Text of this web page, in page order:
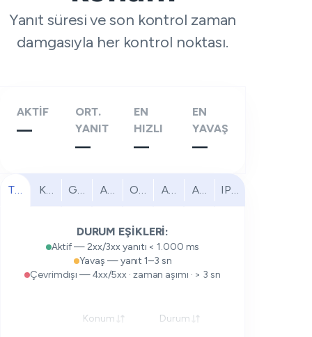
Yanıt süresi ve son kontrol zaman
damgasıyla her kontrol noktası.
AKTİF
—
ORT.
YANIT
—
EN
HIZLI
—
EN
YAVAŞ
—
Tümü Kuzey Amerika
Güney Amerika
AvrupaOrta Doğu
Afrika Asya Pasifik
IPv6
DURUM EŞİKLERİ:
Aktif — 2xx/3xx yanıtı < 1.000 ms
Yavaş — yanıt 1–3 sn
Çevrimdışı — 4xx/5xx · zaman aşımı · > 3 sn
Konum Durum